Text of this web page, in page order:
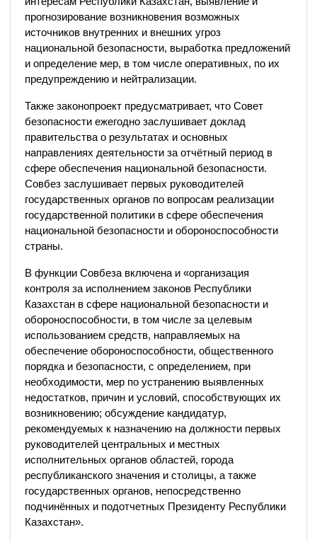
прогнозирование возникновения возможных
источников внутренних и внешних угроз
национальной безопасности, выработка предложений
и определение мер, в том числе оперативных, по их
предупреждению и нейтрализации.
Также законопроект предусматривает, что Совет
безопасности ежегодно заслушивает доклад
правительства о результатах и основных
направлениях деятельности за отчётный период в
сфере обеспечения национальной безопасности.
Совбез заслушивает первых руководителей
государственных органов по вопросам реализации
государственной политики в сфере обеспечения
национальной безопасности и обороноспособности
страны.
В функции Совбеза включена и «организация
контроля за исполнением законов Республики
Казахстан в сфере национальной безопасности и
обороноспособности, в том числе за целевым
использованием средств, направляемых на
обеспечение обороноспособности, общественного
порядка и безопасности, с определением, при
необходимости, мер по устранению выявленных
недостатков, причин и условий, способствующих их
возникновению; обсуждение кандидатур,
рекомендуемых к назначению на должности первых
руководителей центральных и местных
исполнительных органов областей, города
республиканского значения и столицы, а также
государственных органов, непосредственно
подчинённых и подотчетных Президенту Республики
Казахстан».